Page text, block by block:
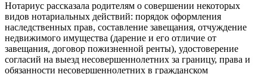
Нотариус рассказала родителям о совершении некоторых
видов нотариальных действий: порядок оформления
наследственных прав, составление завещания, отчуждение
недвижимого имущества (дарение и его отличие от
завещания, договор пожизненной ренты), удостоверение
согласий на выезд несовершеннолетних за границу, права и
обязанности несовершеннолетних в гражданском